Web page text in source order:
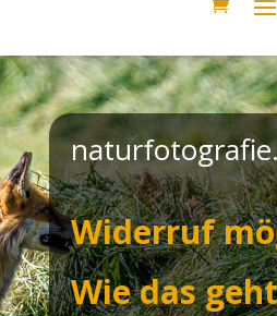
Widerruf
Wie das